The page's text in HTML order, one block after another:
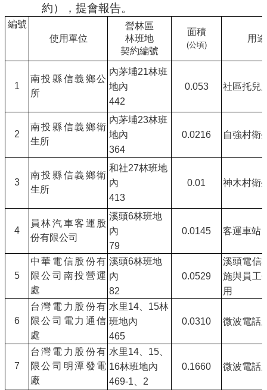
約），提會報告。
編號
使用單位
營林區
林班地
契約編號
面積
(公頃)
用途
1
南投縣信義鄉公
所
內茅埔21林班
地內
442
0.053 社區托兒
2
南投縣信義鄉衛
生所
內茅埔23林班
地內
364
0.0216 自強村衛
3
南投縣信義鄉衛
生所
和社27林班地
內
413
0.01 神木村衛
4
員林汽車客運股
份有限公司
溪頭6林班地
內
79
0.0145 客運車站
5
中華電信股份有
限公司南投營運
處
溪頭6林班地
內
82
0.0529
溪頭電信
施與員工
用
6
台灣電力股份有
限公司電力通信
處
水里14、 15林
班地內
465
0.0310 微波電話
7
台灣電力股份有
限公司明潭發電
廠
水里14、 15、
16林班地內
469-1
2
0.1660 微波電話